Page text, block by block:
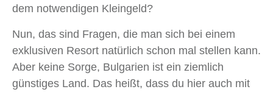
dem notwendigen Kleingeld?
Nun, das sind Fragen, die man sich bei einem
exklusiven Resort natürlich schon mal stellen kann.
Aber keine Sorge, Bulgarien ist ein ziemlich
günstiges Land. Das heißt, dass du hier auch mit